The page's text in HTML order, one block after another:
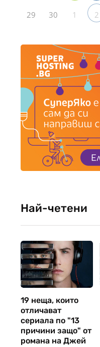
29 30 1 2
Най-четени
19 неща, които
отличават
сериала по "13
причини защо" от
романа на Джей